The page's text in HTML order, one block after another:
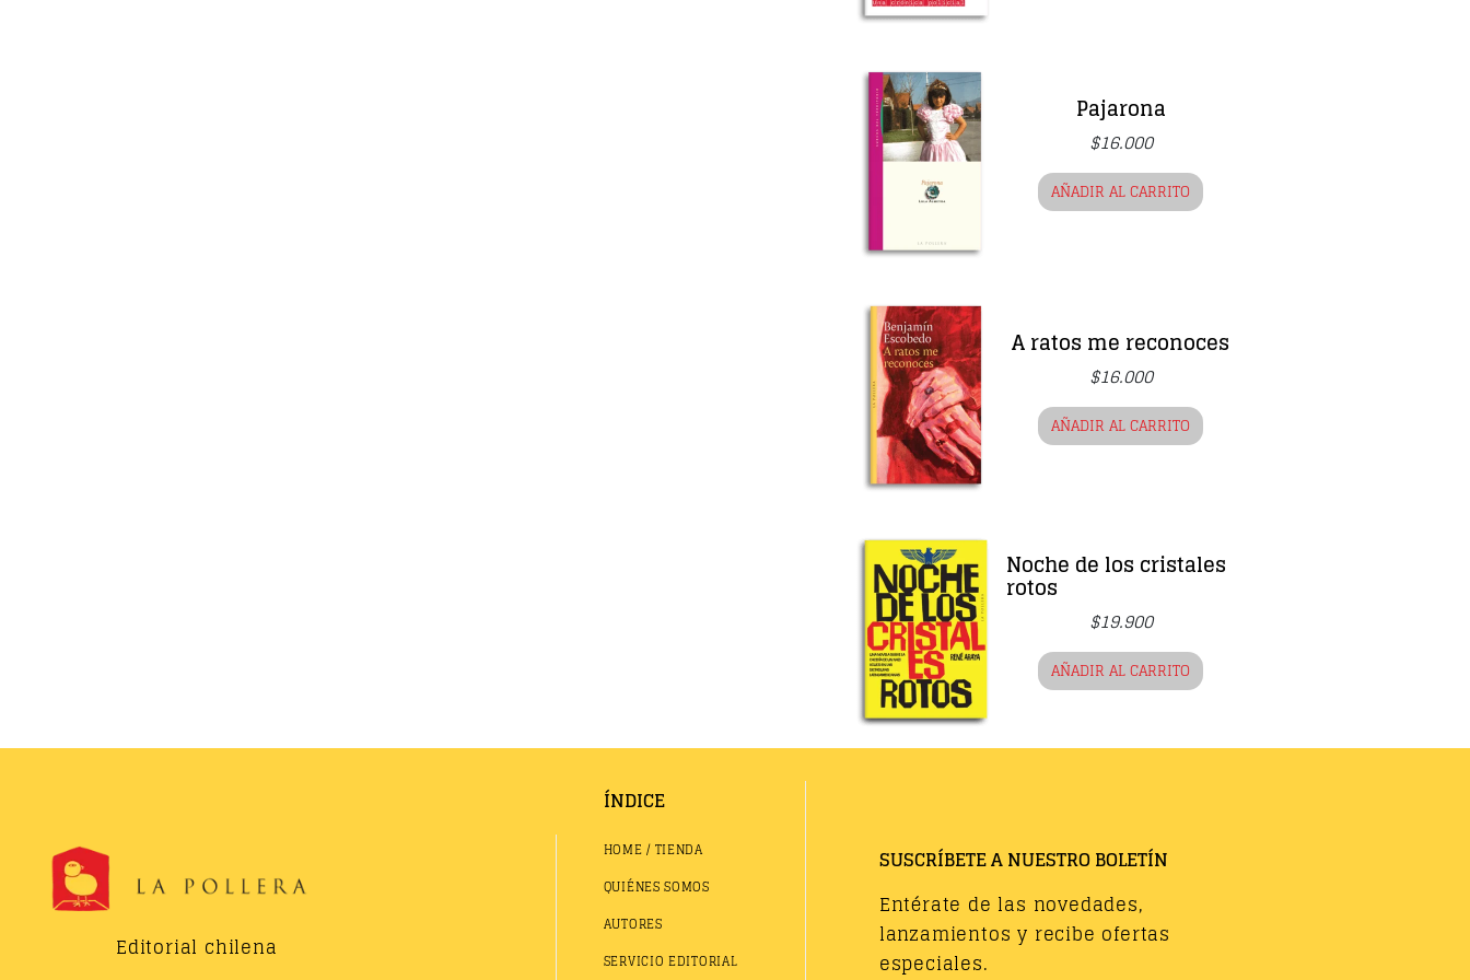
Pajarona
$16.000
AÑADIR AL CARRITO
A ratos me reconoces
$16.000
AÑADIR AL CARRITO
Noche de los cristales
rotos
$19.900
AÑADIR AL CARRITO
Editorial chilena
ÍNDICE
HOME / TIENDA
QUIÉNES SOMOS
AUTORES
SERVICIO EDITORIAL
SUSCRÍBETE A NUESTRO BOLETÍN
Entérate de las novedades,
lanzamientos y recibe ofertas
especiales.